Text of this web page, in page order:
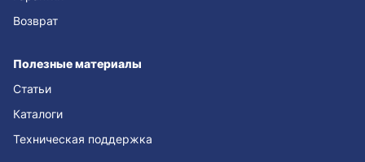
Возврат
Полезные материалы
Статьи
Каталоги
Техническая поддержка